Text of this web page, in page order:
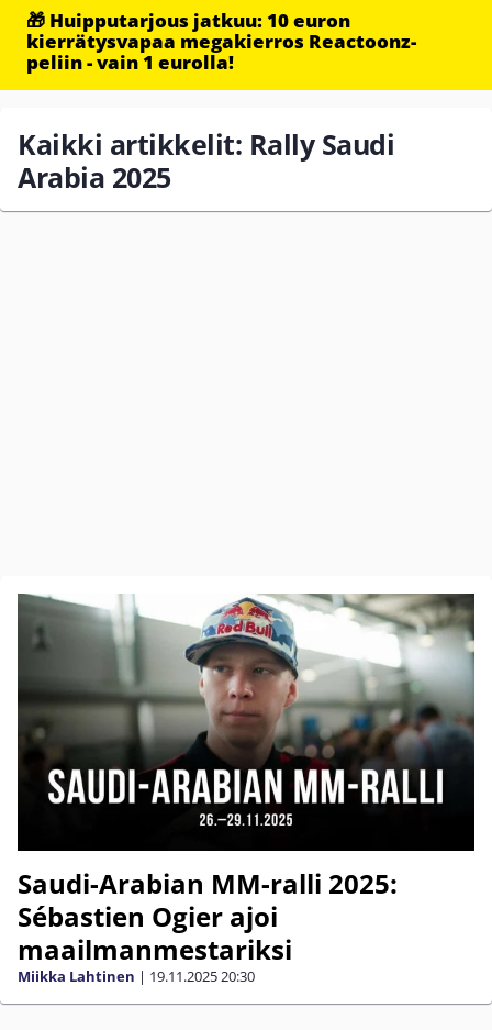
🎁 Huipputarjous jatkuu: 10 euron
kierrätysvapaa megakierros Reactoonz-
peliin - vain 1 eurolla!
Kaikki artikkelit: Rally Saudi
Arabia 2025
Saudi-Arabian MM-ralli 2025:
Sébastien Ogier ajoi
maailmanmestariksi
Miikka Lahtinen | 19.11.202520:30